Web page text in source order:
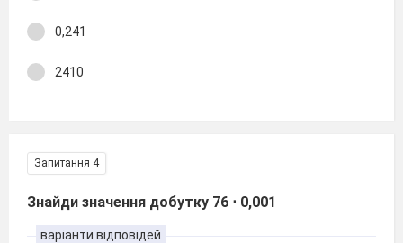
0,241
2410
Запитання 4
Знайди значення добутку 76 ⋅ 0,001
варіанти відповідей